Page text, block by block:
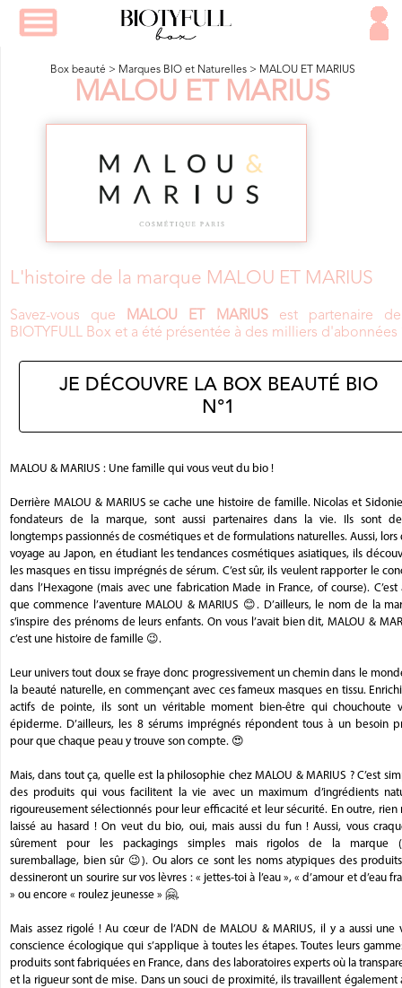
Box beauté > Marques BIO et Naturelles > MALOU ET MARIUS
MALOU ET MARIUS
L'histoire de la marque MALOU ET MARIUS
Savez-vous que MALOU ET MARIUSest partenaire
BIOTYFULL Box et a été présentée à des milliers d'abonnées
JE DÉCOUVRE LA BOX BEAUTÉ BIO
N°1
MALOU & MARIUS : Une famille qui vous veut du bio !
Derrière MALOU & MARIUS se cache une histoire de famille. Nicolas et
fondateurs de la marque, sont aussi partenaires dans la vie. Ils sont
longtemps passionnés de cosmétiques et de formulations naturelles. Aussi, lors
voyage au Japon, en étudiant les tendances cosmétiques asiatiques, ils
les masques en tissu imprégnés de sérum. C’est sûr, ils veulent rapporter le
dans l’Hexagone (mais avec une fabrication Made in France, of course). C’est
que commence l’aventure MALOU & MARIUS 😊. D’ailleurs, le nom de la
s’inspire des prénoms de leurs enfants. On vous l’avait bien dit, MALOU &
c’est une histoire de famille 😉.
Leur univers tout doux se fraye donc progressivement un chemin dans le
la beauté naturelle, en commençant avec ces fameux masques en tissu.
actifs de pointe, ils sont un véritable moment bien-être qui chouchoute
épiderme. D’ailleurs, les 8 sérums imprégnés répondent tous à un besoin
pour que chaque peau y trouve son compte. 😍
Mais, dans tout ça, quelle est la philosophie chez MALOU & MARIUS ? C’est
des produits qui vous facilitent la vie avec un maximum d’ingrédients
rigoureusement sélectionnés pour leur efficacité et leur sécurité. En outre, rien
laissé au hasard ! On veut du bio, oui, mais aussi du fun ! Aussi, vous
sûrement pour les packagings simples mais rigolos de la marque
suremballage, bien sûr 😉). Ou alors ce sont les noms atypiques des
dessineront un sourire sur vos lèvres : « jettes-toi à l’eau », « d’amour et d’eau
» ou encore « roulez jeunesse » 🤗.
Mais assez rigolé ! Au cœur de l’ADN de MALOU & MARIUS, il y a aussi une
conscience écologique qui s’applique à toutes les étapes. Toutes leurs
produits sont fabriquées en France, dans des laboratoires experts où la
et la rigueur sont de mise. Dans un souci de proximité, ils travaillent également